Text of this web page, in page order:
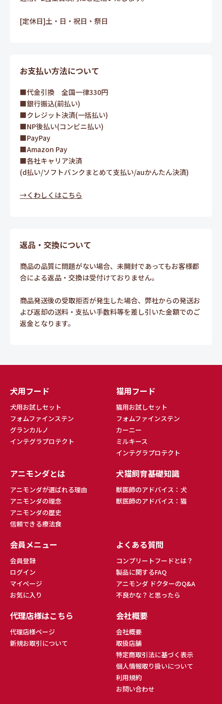
[定休日]土・日・祝日・祭日
お支払い方法について
■代金引換 全国一律330円
■銀行振込(前払い)
■クレジット決済(一括払い)
■NP後払い(コンビニ払い)
■PayPay
■Amazon Pay
■各社キャリア決済
(d払い/ソフトバンクまとめて支払い/auかんたん決済)
→くわしくはこちら
返品・交換について
商品の品質に問題がない場合、未開封であってもお客様都
合による返品・交換は受付けておりません。
商品発送後の受取拒否が発生した場合、弊社からの発送お
よび返却の送料・支払い手数料等を差し引いた金額でのご
返金となります。
犬用フード
犬用お試しセット
フォムファインステン
グランカルノ
インテグラプロテクト
猫用フード
猫用お試しセット
フォムファインステン
カーニー
ミルキース
インテグラプロテクト
アニモンダとは
アニモンダが選ばれる理由
アニモンダの理念
アニモンダの歴史
信頼できる療法食
犬猫飼育基礎知識
獣医師のアドバイス：犬
獣医師のアドバイス：猫
会員メニュー
会員登録
ログイン
マイページ
お気に入り
よくある質問
コンプリートフードとは？
製品に関するFAQ
アニモンダ ドクターのQ&A
不良かな？と思ったら
代理店様はこちら
代理店様ページ
新規お取引について
会社概要
会社概要
取扱店舗
特定商取引法に基づく表示
個人情報取り扱いについて
利用規約
お問い合わせ